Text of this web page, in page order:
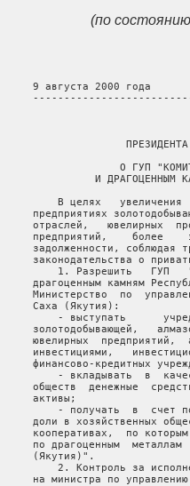
(по
9 августа 2000 года
О ГУП
И ДРАГОЦЕННЫМ
В целях   увеличения
предприятиях
отраслей,   ювелирных
предприятий,    более
задолженности, соблюдая
законодательства о
1. Разрешить   ГУП
драгоценным камням
Министерство  по
   Саха (Якутия):
- выступать
золотодобывающей,
ювелирных  предприятий,
инвестициями,
финансово-кредитных
- вкладывать  в
обществ  денежные
   активы;
- получать  в  счет
доли в хозяйственных
кооперативах,  по
по драгоценным  металлам
   (Якутия)".
2. Контроль за
на министра по